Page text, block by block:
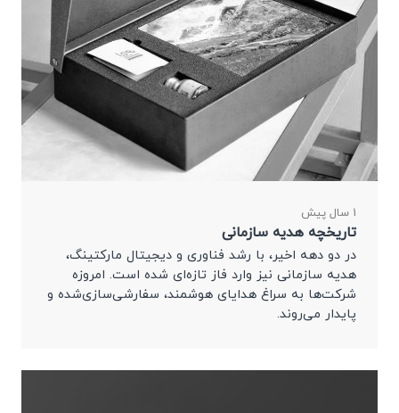
1 سال پیش
تاریخچه هدیه سازمانی
در دو دهه اخیر، با رشد فناوری و دیجیتال مارکتینگ،
هدیه سازمانی نیز وارد فاز تازه‌ای شده است. امروزه
شرکت‌ها به سراغ هدایای هوشمند، سفارشی‌سازی‌شده و
پایدار می‌روند.